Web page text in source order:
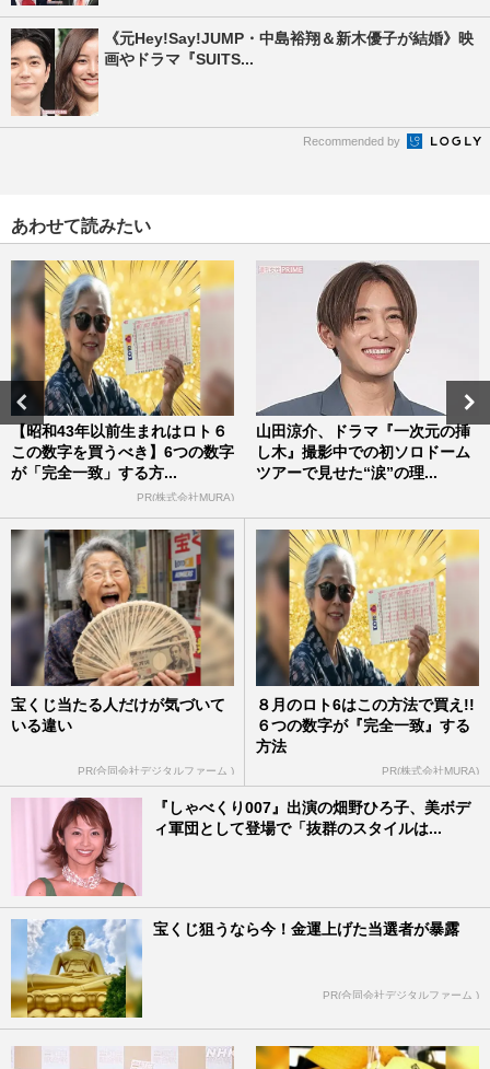
《元Hey!Say!JUMP・中島裕翔＆新木優子が結婚》映
画やドラマ『SUITS...
Recommended by
あわせて読みたい
【昭和43年以前生まれはロト６
この数字を買うべき】6つの数字
が「完全一致」する方...
PR(株式会社MURA)
山田涼介、ドラマ『一次元の挿
し木』撮影中での初ソロドーム
ツアーで見せた“涙”の理...
宝くじ当たる人だけが気づいて
いる違い
PR(合同会社デジタルファーム )
８月のロト6はこの方法で買え!!
６つの数字が『完全一致』する
方法
PR(株式会社MURA)
『しゃべくり007』出演の畑野ひろ子、美ボデ
ィ軍団として登場で「抜群のスタイルは...
宝くじ狙うなら今！金運上げた当選者が暴露
PR(合同会社デジタルファーム )